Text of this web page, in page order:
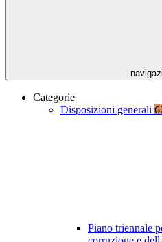
Categorie
Disposizioni generali
Piano triennale